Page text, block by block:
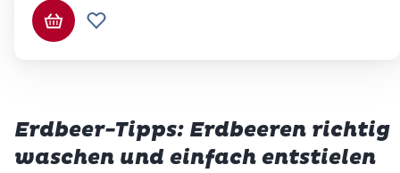
In den Warenkorb
Zur Wunschliste hinzufügen
Erdbeer-Tipps: Erdbeeren richtig
waschen und einfach entstielen